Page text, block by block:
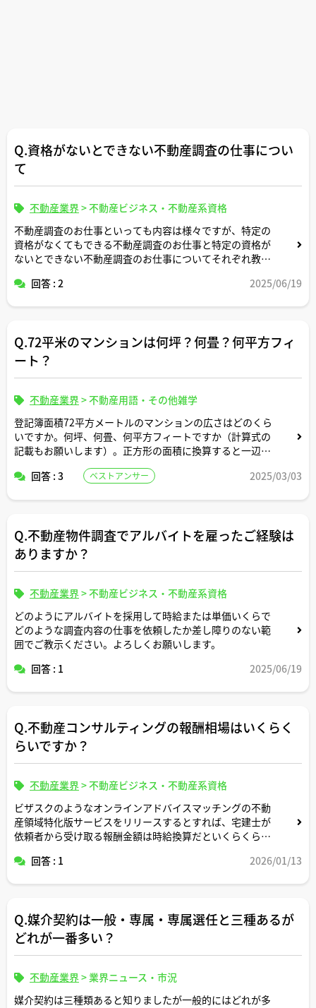
Q.資格がないとできない不動産調査の仕事につい
て
不動産業界>不動産ビジネス・不動産系資格
不動産調査のお仕事といっても内容は様々ですが、特定の
資格がなくてもできる不動産調査のお仕事と特定の資格が
ないとできない不動産調査のお仕事についてそれぞれ教え
回答 : 2 2025/06/19
Q.72平米のマンションは何坪？何畳？何平方フィ
ート？
不動産業界>不動産用語・その他雑学
登記簿面積72平方メートルのマンションの広さはどのくら
いですか。何坪、何畳、何平方フィートですか（計算式の
記載もお願いします）。正方形の面積に換算すると一辺の
か。回答 : 3 ベストアンサー 2025/03/03
Q.不動産物件調査でアルバイトを雇ったご経験は
ありますか？
不動産業界>不動産ビジネス・不動産系資格
どのようにアルバイトを採用して時給または単価いくらで
どのような調査内容の仕事を依頼したか差し障りのない範
囲でご教示ください。よろしくお願いします。
回答 : 1
2025/06/19
Q.不動産コンサルティングの報酬相場はいくらく
らいですか？
不動産業界>不動産ビジネス・不動産系資格
ビザスクのようなオンラインアドバイスマッチングの不動
産領域特化版サービスをリリースするとすれば、宅建士が
依頼者から受け取る報酬金額は時給換算だといくらくらい
回答 : 1 2026/01/13
Q.媒介契約は一般・専属・専属選任と三種あるが
どれが一番多い？
不動産業界> 業界ニュース・市況
媒介契約は三種類あると知りましたが一般的にはどれが多